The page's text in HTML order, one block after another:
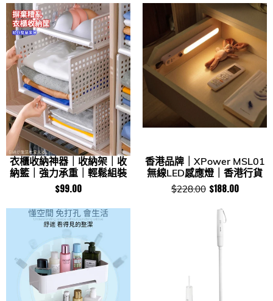
衣櫃收納神器｜收納架｜收
納籃｜強力承重｜輕鬆組裝
$99.00
香港品牌｜XPower MSL01
無線LED感應燈｜香港行貨
$228.00 $188.00